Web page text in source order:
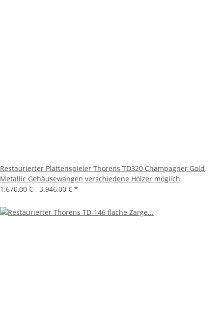
Restaurierter Plattenspieler Thorens TD320 Champagner Gold
Metallic Gehäusewangen verschiedene Hölzer möglich
1.670,00 € - 3.946,00 € *